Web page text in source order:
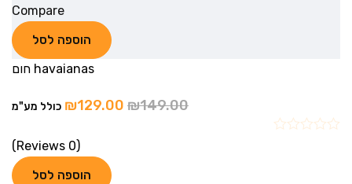
Compare
הוספה לסל
havaianas חום
₪149.00
₪129.00 כולל מע"מ
(0 Reviews)
הוספה לסל